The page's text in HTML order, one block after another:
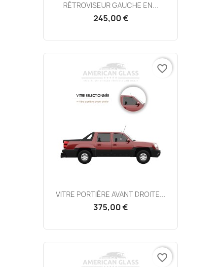
RÉTROVISEUR GAUCHE EN...
245,00 €
VITRE PORTIÈRE AVANT DROITE...
375,00 €
favorite_border
favorite_border